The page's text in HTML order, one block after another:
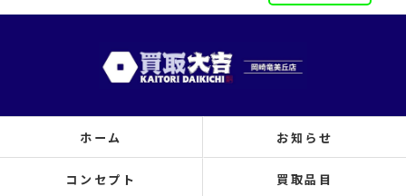
ホーム お知らせ
コンセプト 買取品目